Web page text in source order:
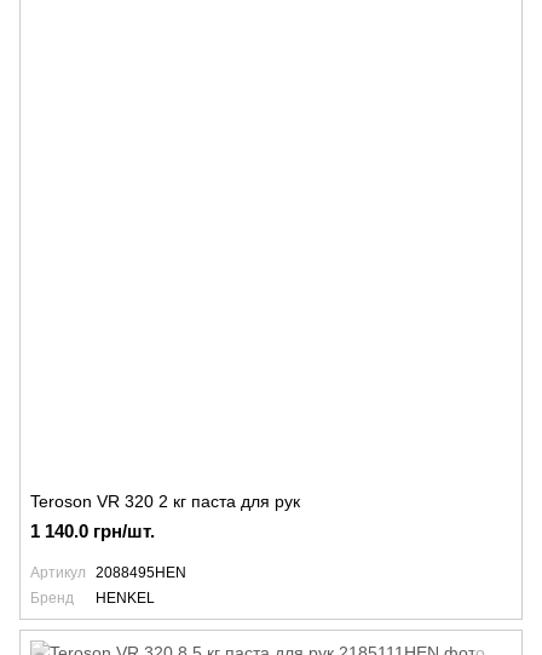
Teroson VR 320 2 кг паста для рук
1 140.0 грн/шт.
Артикул
2088495HEN
Бренд
HENKEL